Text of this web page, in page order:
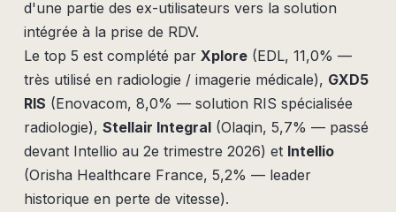
d'une partie des ex-utilisateurs vers la solution
intégrée à la prise de RDV.
Le top 5 est complété par Xplore(EDL, 11,0% —
très utilisé en radiologie / imagerie médicale), GXD5
RIS (Enovacom, 8,0% — solution RIS spécialisée
radiologie), Stellair Integral(Olaqin, 5,7% — passé
devant Intellio au 2e trimestre 2026) et Intellio
(Orisha Healthcare France, 5,2% — leader
historique en perte de vitesse).